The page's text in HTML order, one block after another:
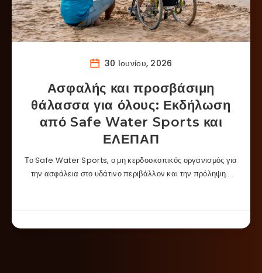
30 Ιουνίου, 2026
Ασφαλής και προσβάσιμη
θάλασσα για όλους: Εκδήλωση
από Safe Water Sports και
ΕΛΕΠΑΠ
Το Safe Water Sports, ο μη κερδοσκοπικός οργανισμός για
την ασφάλεια στο υδάτινο περιβάλλον και την πρόληψη…